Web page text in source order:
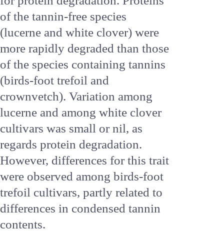
fistulated cows. Differences
among species were observed,
both for dry matter and for
protein degradation. Proteins of
the tannin-free species (lucerne
and white clover) were more
rapidly degraded than those of
the species containing tannins
(birds-foot trefoil and
crownvetch). Variation among
lucerne and among white clover
cultivars was small or nil, as
regards protein degradation.
However, differences for this